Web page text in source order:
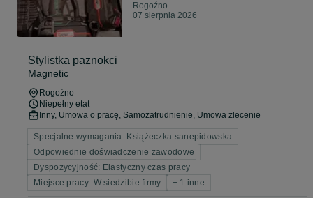
Rogoźno
07 sierpnia 2026
Stylistka paznokci
Magnetic
Rogoźno
Niepełny etat
Inny, Umowa o pracę, Samozatrudnienie, Umowa zlecenie
Specjalne wymagania: Książeczka sanepidowska
Odpowiednie doświadczenie zawodowe
Dyspozycyjność: Elastyczny czas pracy
Miejsce pracy: W siedzibie firmy
+ 1 inne